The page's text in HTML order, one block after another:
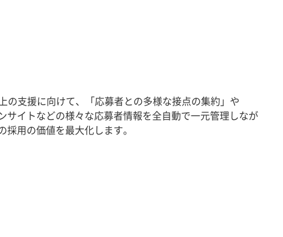
支援に向けて、「応募者との多様な接点の集約」や
サイトなどの様々な応募者情報を全自動で一元管理しなが
用の価値を最大化します。